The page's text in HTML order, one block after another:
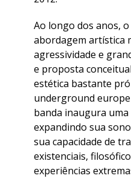
Ao longo dos anos,
abordagem artística
agressividade e
e proposta
estética bastante
underground
banda inaugura
expandindo sua
sua capacidade de
existenciais,
experiências